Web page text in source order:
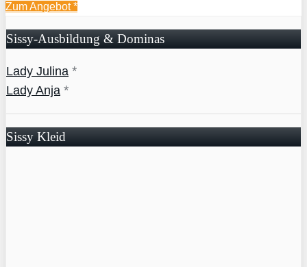
Zum Angebot*
Sissy-Ausbildung & Dominas
Lady Julina *
Lady Anja *
Sissy Kleid